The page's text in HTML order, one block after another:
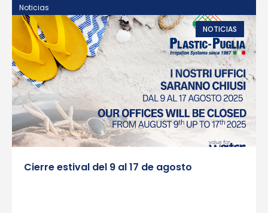
Noticias
Cierre estival del 9 al 17 de agosto
NOTICIAS